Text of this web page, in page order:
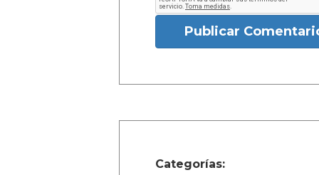
Publicar
Categorías: